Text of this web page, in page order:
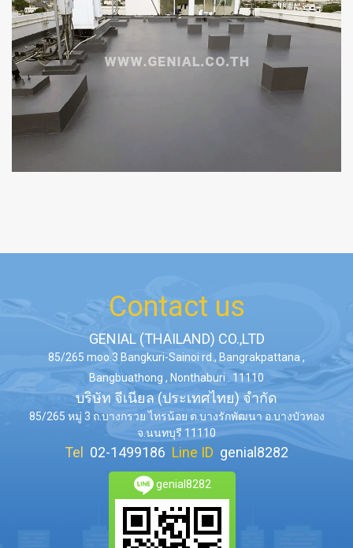
Contact us
GENIAL (THAILAND) CO.,LTD
85/265 moo.3 Bangkuri-Sainoi rd., Bangrakpattana ,
Bangbuathong , Nonthaburi . 11110
บริษัท จีเนียล (ประเทศไทย) จำกัด
85/265 หมู่ 3 ถ.บางกรวย ไทรน้อย ต.บางรักพัฒนา อ.บางบัวทอง
จ.นนทบุรี 11110
Tel 02-1499186 Line ID genial8282
genial8282